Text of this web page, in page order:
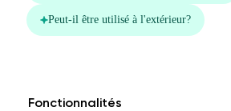
Fonctionnalités